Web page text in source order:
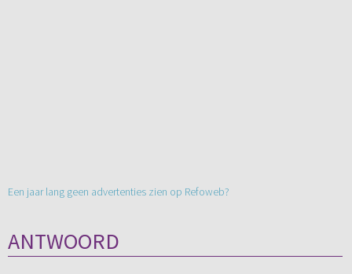
Een jaar lang geen advertenties zien op Refoweb?
ANTWOORD